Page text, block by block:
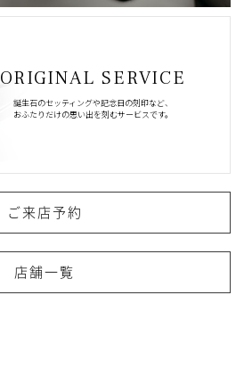
ORIGINAL SERVICE
誕生石のセッティングや記念日の刻印など、
おふたりだけの思い出を刻むサービスです。
ご来店予約
店舗一覧